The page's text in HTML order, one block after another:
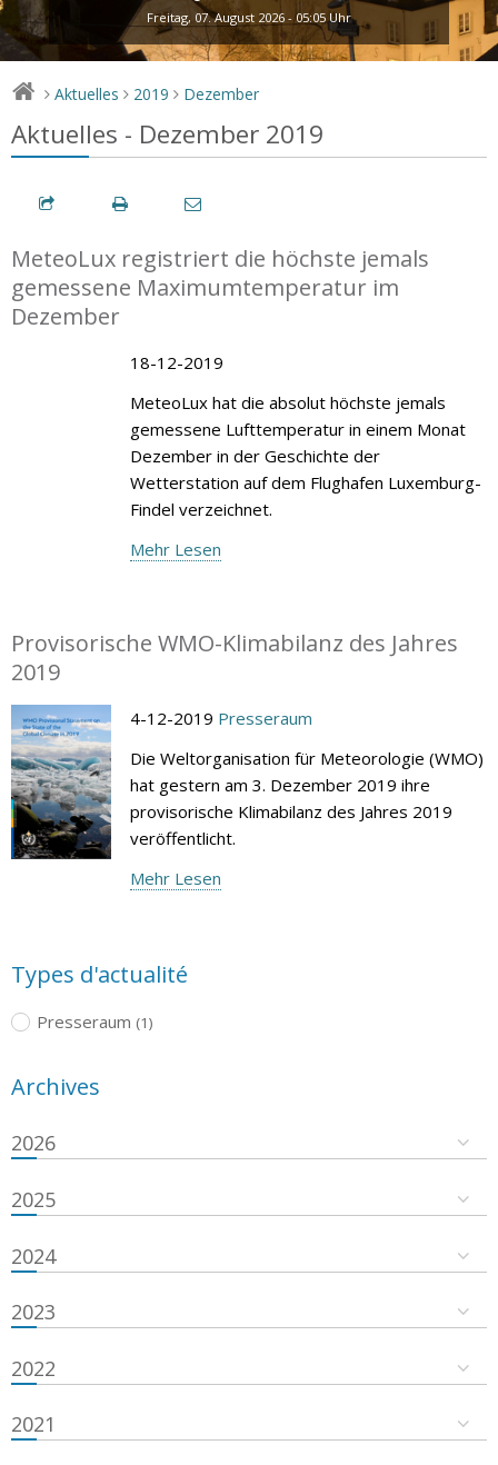
Freitag, 07. August 2026 - 05:05 Uhr
> Aktuelles > 2019 > Dezember
Aktuelles - Dezember 2019
MeteoLux registriert die höchste jemals
gemessene Maximumtemperatur im
Dezember
18-12-2019
MeteoLux hat die absolut höchste jemals
gemessene Lufttemperatur in einem Monat
Dezember in der Geschichte der
Wetterstation auf dem Flughafen Luxemburg-
Findel verzeichnet.
Mehr Lesen
Provisorische WMO-Klimabilanz des Jahres
2019
4-12-2019 Presseraum
Die Weltorganisation für Meteorologie (WMO)
hat gestern am 3. Dezember 2019 ihre
provisorische Klimabilanz des Jahres 2019
veröffentlicht.
Mehr Lesen
Types d'actualité
Presseraum (1)
Archives
2026
2025
2024
2023
2022
2021